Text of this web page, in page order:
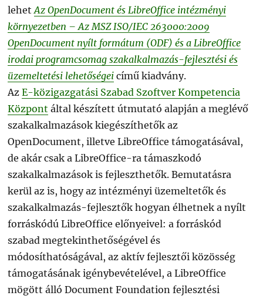
lehetAz OpenDocument és LibreOffice intézményi
környezetben – Az MSZ ISO/IEC 263000:2009
OpenDocument nyílt formátum (ODF) és a LibreOffice
irodai programcsomag szakalkalmazás-fejlesztési és
üzemeltetési lehetőségei című kiadvány.
AzE-közigazgatási Szabad Szoftver Kompetencia
Központ által készített útmutató alapján a meglévő
szakalkalmazások kiegészíthetők az
OpenDocument, illetve LibreOffice támogatásával,
de akár csak a LibreOffice-ra támaszkodó
szakalkalmazások is fejleszthetők. Bemutatásra
kerül az is, hogy az intézményi üzemeltetők és
szakalkalmazás-fejlesztők hogyan élhetnek a nyílt
forráskódú LibreOffice előnyeivel: a forráskód
szabad megtekinthetőségével és
módosíthatóságával, az aktív fejlesztői közösség
támogatásának igénybevételével, a LibreOffice
mögött álló Document Foundation fejlesztési